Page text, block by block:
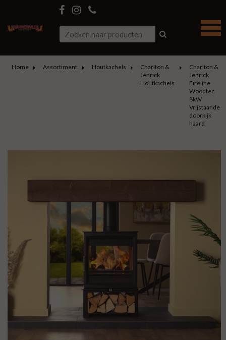
Home Assortiment Houtkachels
Charlton &
Jenrick
Houtkachels
Charlton &
Jenrick
Fireline
Woodtec
8kW
Vrijstaande
doorkijk
haard